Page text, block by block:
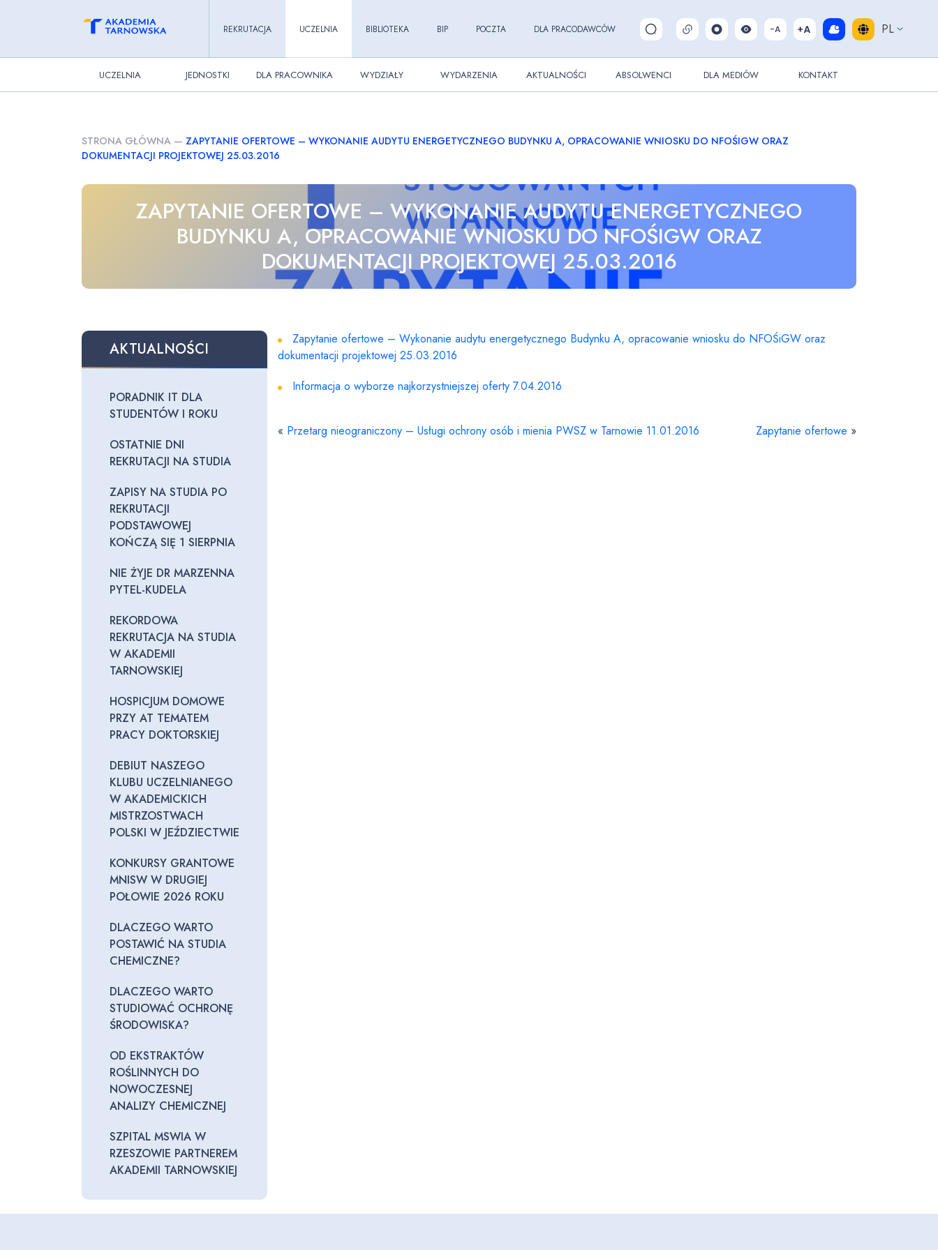
REKRUTACJA UCZELNIA BIBLIOTEKA BIP POCZTA DLA PRACODAWCÓW Pokaż/ukryj wyszukiwarkę PL
UCZELNIA JEDNOSTKI DLA PRACOWNIKA WYDZIAŁY WYDARZENIA AKTUALNOŚCI ABSOLWENCI DLA MEDIÓW KONTAKT
STRONA GŁÓWNA — ZAPYTANIE OFERTOWE – WYKONANIE AUDYTU ENERGETYCZNEGO BUDYNKU A, OPRACOWANIE WNIOSKU DO NFOŚIGW ORAZ
DOKUMENTACJI PROJEKTOWEJ 25.03.2016
ZAPYTANIE OFERTOWE – WYKONANIE AUDYTU ENERGETYCZNEGO
BUDYNKU A, OPRACOWANIE WNIOSKU DO NFOŚIGW ORAZ
DOKUMENTACJI PROJEKTOWEJ 25.03.2016
AKTUALNOŚCI
PORADNIK IT DLA
STUDENTÓW I ROKU
OSTATNIE DNI
REKRUTACJI NA STUDIA
ZAPISY NA STUDIA PO
REKRUTACJI
PODSTAWOWEJ
KOŃCZĄ SIĘ 1 SIERPNIA
NIE ŻYJE DR MARZENNA
PYTEL-KUDELA
REKORDOWA
REKRUTACJA NA STUDIA
W AKADEMII
TARNOWSKIEJ
HOSPICJUM DOMOWE
PRZY AT TEMATEM
PRACY DOKTORSKIEJ
DEBIUT NASZEGO
KLUBU UCZELNIANEGO
W AKADEMICKICH
MISTRZOSTWACH
POLSKI W JEŹDZIECTWIE
KONKURSY GRANTOWE
MNISW W DRUGIEJ
POŁOWIE 2026 ROKU
DLACZEGO WARTO
POSTAWIĆ NA STUDIA
CHEMICZNE?
DLACZEGO WARTO
STUDIOWAĆ OCHRONĘ
ŚRODOWISKA?
OD EKSTRAKTÓW
ROŚLINNYCH DO
NOWOCZESNEJ
ANALIZY CHEMICZNEJ
SZPITAL MSWIA W
RZESZOWIE PARTNEREM
AKADEMII TARNOWSKIEJ
Zapytanie ofertowe – Wykonanie audytu energetycznego Budynku A, opracowanie wniosku do NFOŚiGW oraz
dokumentacji projektowej 25.03.2016
Informacja o wyborze najkorzystniejszej oferty 7.04.2016
« Przetarg nieograniczony – Usługi ochrony osób i mienia PWSZ w Tarnowie 11.01.2016 Zapytanie ofertowe »